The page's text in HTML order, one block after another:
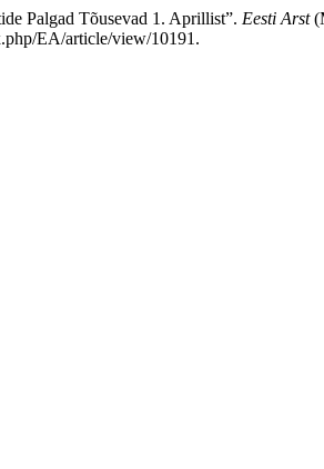
Palgad Tõusevad 1. Aprillist”. Eesti Arst
EA/article/view/10191.